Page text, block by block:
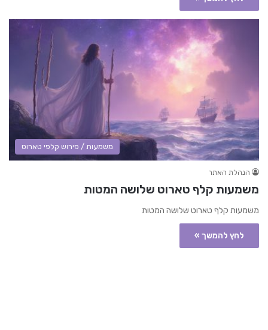
משמעות / פירוש קלפי טארוט
הנהלת האתר
משמעות קלף טארוט שלושה המטות
משמעות קלף טארוט שלושה המטות
לחץ להמשך »